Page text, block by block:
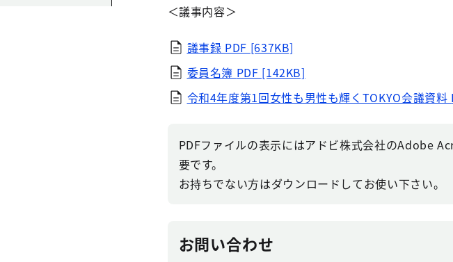
＜議事内容＞
議事録 PDF [637KB]
委員名簿 PDF [142KB]
令和4年度第1回女性も男性も輝くTOKYO会議資料
PDFファイルの表示にはアドビ株式会社のAdobe
要です。
お持ちでない方はダウンロードしてお使い下さい。
お問い合わせ